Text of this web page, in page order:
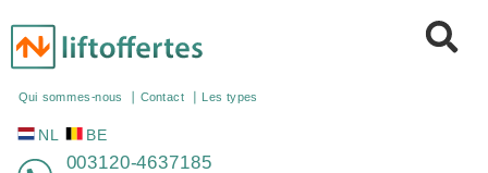
Qui sommes-nous
NL BE
003120-4637185